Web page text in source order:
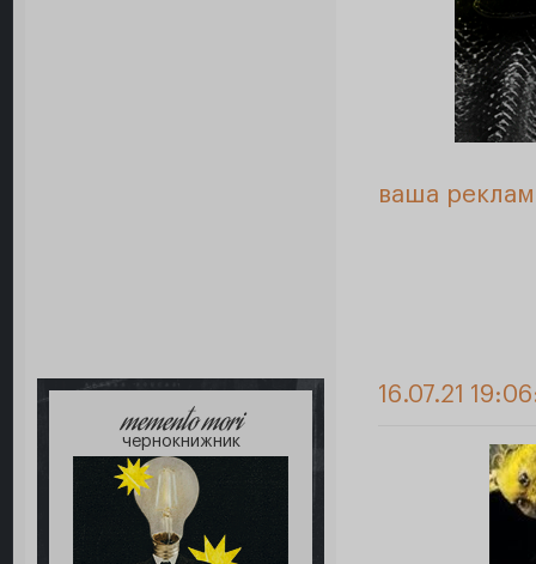
ваша
memento mori
чернокнижник
16.07.21